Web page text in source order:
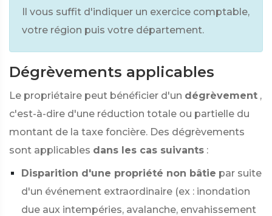
Il vous suffit d'indiquer un exercice comptable,
votre région puis votre département.
Dégrèvements applicables
Le propriétaire peut bénéficier d'un dégrèvement ,
c'est-à-dire d'une réduction totale ou partielle du
montant de la taxe foncière. Des dégrèvements
sont applicables dans les cas suivants :
Disparition d'une propriété non bâtie par suite
d'un événement extraordinaire (ex : inondation
due aux intempéries, avalanche, envahissement